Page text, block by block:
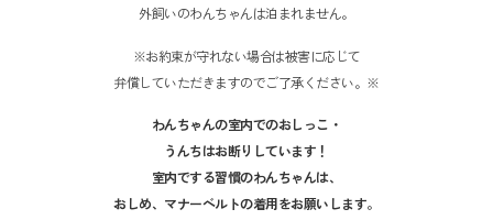
外飼いのわんちゃんは泊まれません。
※お約束が守れない場合は被害に応じて
弁償していただきますのでご了承ください。※
わんちゃんの室内でのおしっこ・
うんちはお断りしています！
室内でする習慣のわんちゃんは、
おしめ、マナーベルトの着用をお願いします。